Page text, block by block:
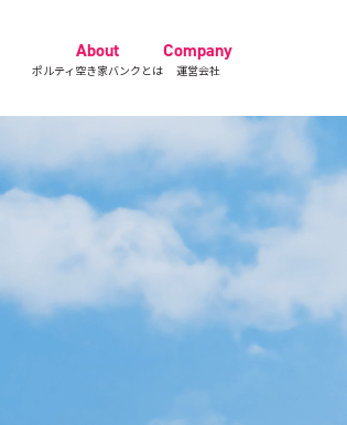
About
ポルティ空き家バンクとは
Company
運営会社